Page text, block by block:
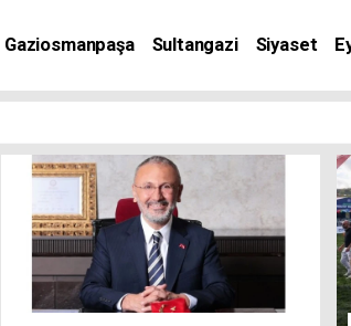
Gaziosmanpaşa Sultangazi Siyaset